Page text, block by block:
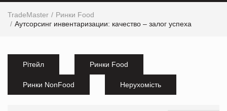
TradeMaster
Ринки Food
Аутсорсинг инвентаризации: качество – залог успеха
Рітейл Ринки Food
Ринки NonFood Нерухомість